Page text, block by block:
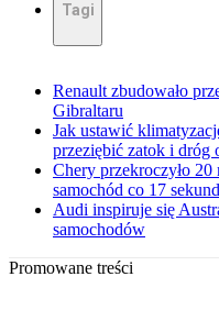
Tagi
Renault zbudowało
Gibraltaru
Jak ustawić
przeziębić zatok i dróg
Chery przekroczyło
samochód co 17 sekund
Audi inspiruje się
samochodów
Promowane treści